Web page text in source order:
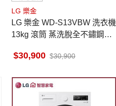
LG 樂金
LG 樂金 WD-S13VBW 洗衣機
13kg 滾筒 蒸洗脫全不鏽鋼筒
30,900 30,900